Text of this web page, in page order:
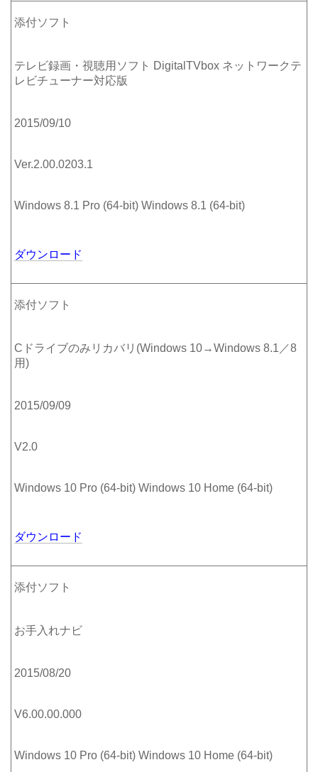
添付ソフト
テレビ録画・視聴用ソフト DigitalTVbox ネットワークテ
レビチューナー対応版
2015/09/10
Ver.2.00.0203.1
Windows 8.1 Pro (64-bit) Windows 8.1 (64-bit)
ダウンロード
添付ソフト
Cドライブのみリカバリ(Windows 10→Windows 8.1／8
用)
2015/09/09
V2.0
Windows 10 Pro (64-bit) Windows 10 Home (64-bit)
ダウンロード
添付ソフト
お手入れナビ
2015/08/20
V6.00.00.000
Windows 10 Pro (64-bit) Windows 10 Home (64-bit)